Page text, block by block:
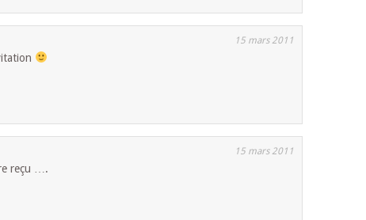
15 mars 2011
15 mars 2011
reçu ….